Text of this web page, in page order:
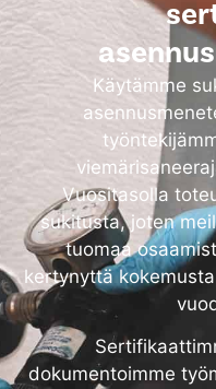
Käytämme
Vuositasolla
sukitusta, joten
tuomaa
kertynyttä
dokumentoimme